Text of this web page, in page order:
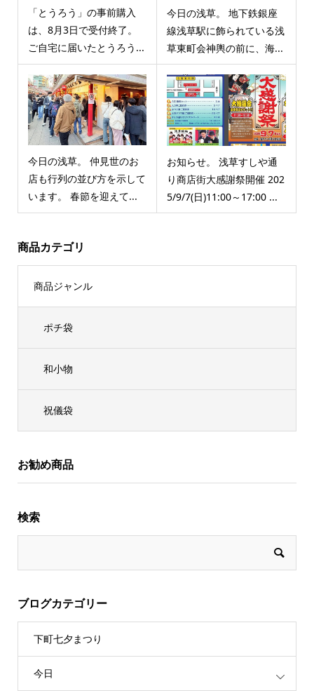
「とうろう」の事前購入
は、8月3日で受付終了。
ご自宅に届いたとうろう...
今日の浅草。 地下鉄銀座
線浅草駅に飾られている浅
草東町会神輿の前に、海...
今日の浅草。 仲見世のお
店も行列の並び方を示して
います。 春節を迎えて...
お知らせ。 浅草すしや通
り商店街大感謝祭開催 202
5/9/7(日)11:00～17:00 ...
商品カテゴリ
商品ジャンル
ポチ袋
和小物
祝儀袋
お勧め商品
検索
ブログカテゴリー
下町七夕まつり
今日